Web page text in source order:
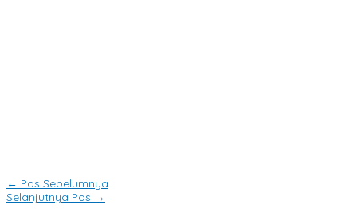
← Pos Sebelumnya
Selanjutnya Pos →